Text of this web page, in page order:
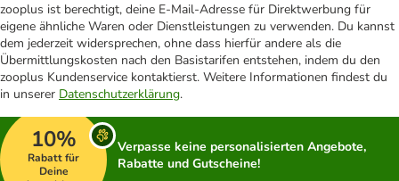
zooplus ist berechtigt, deine E-Mail-Adresse für Direktwerbung für
eigene ähnliche Waren oder Dienstleistungen zu verwenden. Du kannst
dem jederzeit widersprechen, ohne dass hierfür andere als die
Übermittlungskosten nach den Basistarifen entstehen, indem du den
zooplus Kundenservice kontaktierst. Weitere Informationen findest du
in unserer Datenschutzerklärung.
10%
Rabatt für
Deine
Verpasse keine personalisierten Angebote,
Rabatte und Gutscheine!